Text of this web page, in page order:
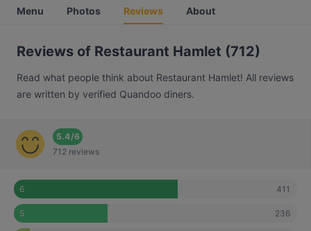
Menu Photos Reviews About
Reviews of Restaurant Hamlet (712)
Read what people think about Restaurant Hamlet! All reviews
are written by verified Quandoo diners.
5.4/6
712 reviews
6 411
5 236